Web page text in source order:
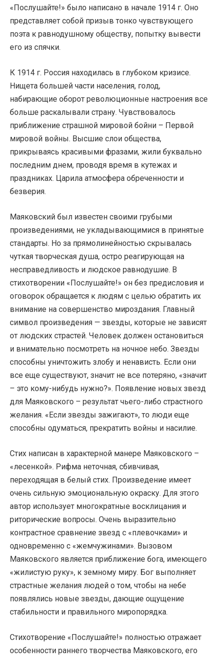
«Послушайте!» было написано в начале 1914 г. Оно
представляет собой призыв тонко чувствующего
поэта к равнодушному обществу, попытку вывести
его из спячки.
К 1914 г. Россия находилась в глубоком кризисе.
Нищета большей части населения, голод,
набирающие оборот революционные настроения все
больше раскалывали страну. Чувствовалось
приближение страшной мировой бойни – Первой
мировой войны. Высшие слои общества,
прикрываясь красивыми фразами, жили буквально
последним днем, проводя время в кутежах и
праздниках. Царила атмосфера обреченности и
безверия.
Маяковский был известен своими грубыми
произведениями, не укладывающимися в принятые
стандарты. Но за прямолинейностью скрывалась
чуткая творческая душа, остро реагирующая на
несправедливость и людское равнодушие. В
стихотворении «Послушайте!» он без предисловия и
оговорок обращается к людям с целью обратить их
внимание на совершенство мироздания. Главный
символ произведения — звезды, которые не зависят
от людских страстей. Человек должен остановиться
и внимательно посмотреть на ночное небо. Звезды
способны уничтожить злобу и ненависть. Если они
все еще существуют, значит не все потеряно, «значит
– это кому-нибудь нужно?». Появление новых звезд
для Маяковского – результат чьего-либо страстного
желания. «Если звезды зажигают», то люди еще
способны одуматься, прекратить войны и насилие.
Стих написан в характерной манере Маяковского –
«лесенкой». Рифма неточная, сбивчивая,
переходящая в белый стих. Произведение имеет
очень сильную эмоциональную окраску. Для этого
автор использует многократные восклицания и
риторические вопросы. Очень выразительно
контрастное сравнение звезд с «плевочками» и
одновременно с «жемчужинами». Вызовом
Маяковского является приближение бога, имеющего
«жилистую руку», к земному миру. Бог выполняет
страстные желания людей о том, чтобы на небе
появлялись новые звезды, дающие ощущение
стабильности и правильного миропорядка.
Стихотворение «Послушайте!» полностью отражает
особенности раннего творчества Маяковского, его